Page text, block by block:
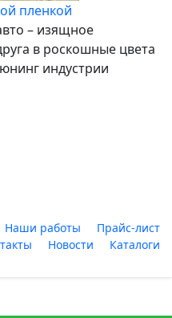
пленкой
– изящное
в роскошные цвета
индустрии
Наши работы
Прайс-лист
Новости Каталоги